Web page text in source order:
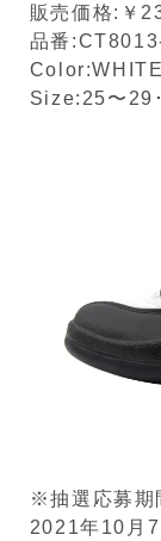
販売価格:￥
品番
Size:25〜29
※抽選応募期
2021年10月